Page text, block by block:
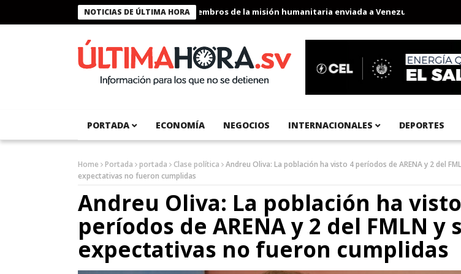
NOTICIAS DE ÚLTIMA HORA
Presidente Bukele condecora a miembros de la misión humanitaria enviada a Venezuela
PORTADA ECONOMÍA NEGOCIOS INTERNACIONALES DEPORTES
Home Portada portada Clase política
Andreu Oliva: La población ha visto 4 períodos de ARENA y 2 del
expectativas no fueron cumplidas
Andreu Oliva: La población ha
períodos de ARENA y 2 del FMLN y
expectativas no fueron cumplidas